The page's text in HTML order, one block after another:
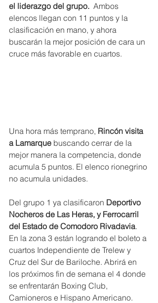
el liderazgo del grupo. Ambos
elencos llegan con 11 puntos y la
clasificación en mano, y ahora
buscarán la mejor posición de cara un
cruce más favorable en cuartos.
Una hora más temprano, Rincón visita
a Lamarque buscando cerrar de la
mejor manera la competencia, donde
acumula 5 puntos. El elenco rionegrino
no acumula unidades.
Del grupo 1 ya clasificaron Deportivo
Nocheros de Las Heras, y Ferrocarril
del Estado de Comodoro Rivadavia.
En la zona 3 están logrando el boleto a
cuartos Independiente de Trelew y
Cruz del Sur de Bariloche. Abrirá en
los próximos fin de semana el 4 donde
se enfrentarán Boxing Club,
Camioneros e Hispano Americano.